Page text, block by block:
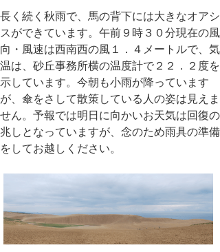
長く続く秋雨で、馬の背下には大きなオアシ
スができています。午前９時３０分現在の風
向・風速は西南西の風１．４メートルで、気
温は、砂丘事務所横の温度計で２２．２度を
示しています。今朝も小雨が降っています
が、傘をさして散策している人の姿は見えま
せん。予報では明日に向かいお天気は回復の
兆しとなっていますが、念のため雨具の準備
をしてお越しください。